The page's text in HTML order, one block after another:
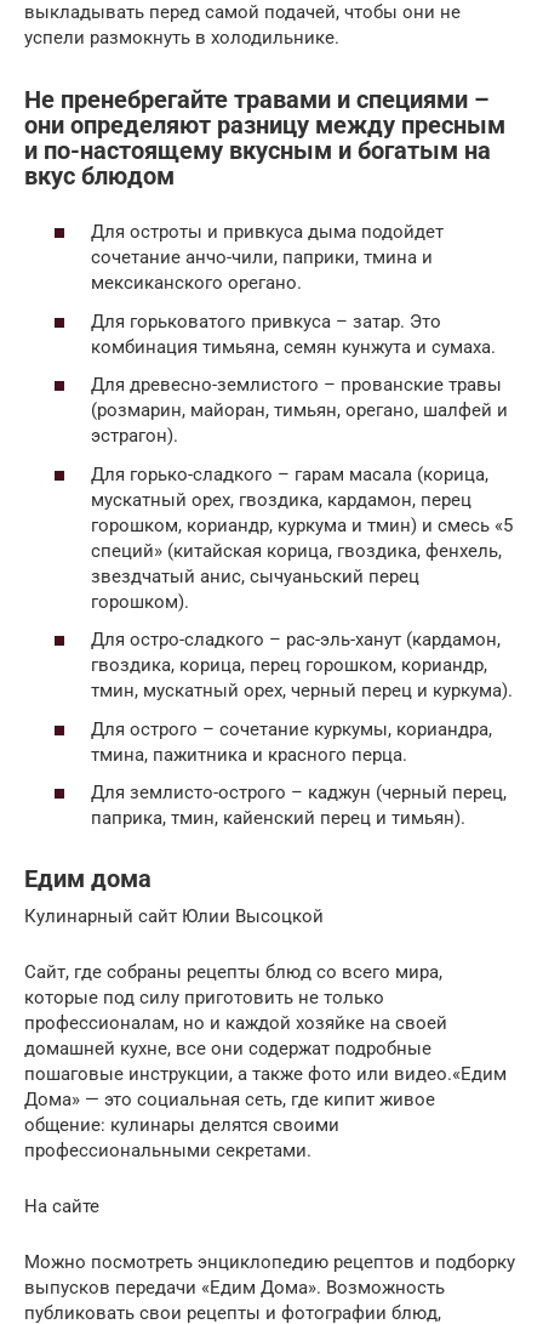
выкладывать перед самой подачей, чтобы они не
успели размокнуть в холодильнике.
Не пренебрегайте травами и специями –
они определяют разницу между пресным
и по-настоящему вкусным и богатым на
вкус блюдом
Для остроты и привкуса дыма подойдет
сочетание анчо-чили, паприки, тмина и
мексиканского орегано.
Для горьковатого привкуса – затар. Это
комбинация тимьяна, семян кунжута и сумаха.
Для древесно-землистого – прованские травы
(розмарин, майоран, тимьян, орегано, шалфей и
эстрагон).
Для горько-сладкого – гарам масала (корица,
мускатный орех, гвоздика, кардамон, перец
горошком, кориандр, куркума и тмин) и смесь «5
специй» (китайская корица, гвоздика, фенхель,
звездчатый анис, сычуаньский перец
горошком).
Для остро-сладкого – рас-эль-ханут (кардамон,
гвоздика, корица, перец горошком, кориандр,
тмин, мускатный орех, черный перец и куркума).
Для острого – сочетание куркумы, кориандра,
тмина, пажитника и красного перца.
Для землисто-острого – каджун (черный перец,
паприка, тмин, кайенский перец и тимьян).
Едим дома
Кулинарный сайт Юлии Высоцкой
Сайт, где собраны рецепты блюд со всего мира,
которые под силу приготовить не только
профессионалам, но и каждой хозяйке на своей
домашней кухне, все они содержат подробные
пошаговые инструкции, а также фото или видео.«Едим
Дома» — это социальная сеть, где кипит живое
общение: кулинары делятся своими
профессиональными секретами.
На сайте
Можно посмотреть энциклопедию рецептов и подборку
выпусков передачи «Едим Дома». Возможность
публиковать свои рецепты и фотографии блюд,